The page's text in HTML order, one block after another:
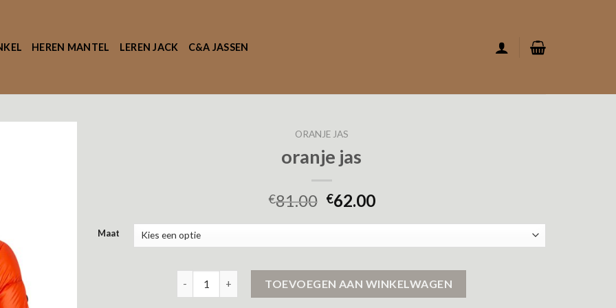
HEREN MANTEL LEREN JACK C&A JASSEN
ORANJE JAS
oranje jas
€81.00 €62.00
Maat
TOEVOEGEN AAN WINKELWAGEN